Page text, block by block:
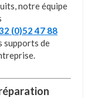
notre équipe
(0)52 47 88
supports de